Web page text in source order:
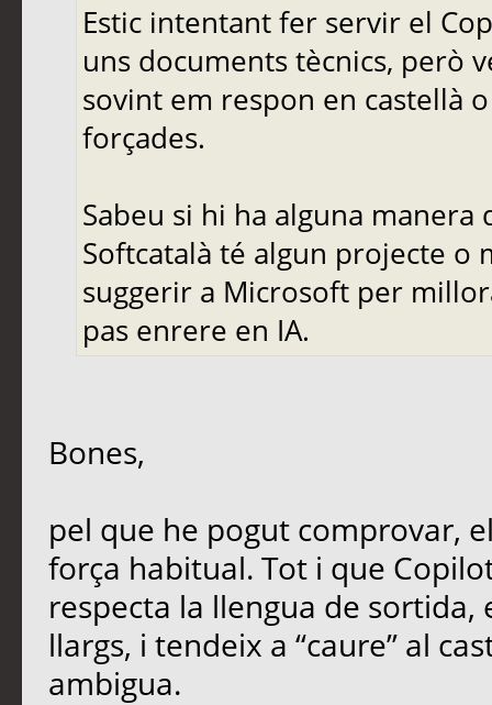
Estic intentant fer servir el
uns documents tècnics, però
sovint em respon en castellà
forçades.
Sabeu si hi ha alguna
Softcatalà té algun projecte o
suggerir a Microsoft per
pas enrere en IA.
Bones,
pel que he pogut comprovar,
força habitual. Tot i que
respecta la llengua de
llargs, i tendeix a “caure” al
ambigua.